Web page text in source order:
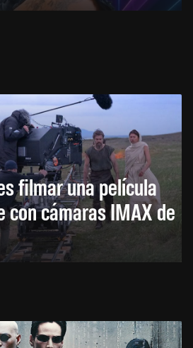
filmar una película
cámaras IMAX de